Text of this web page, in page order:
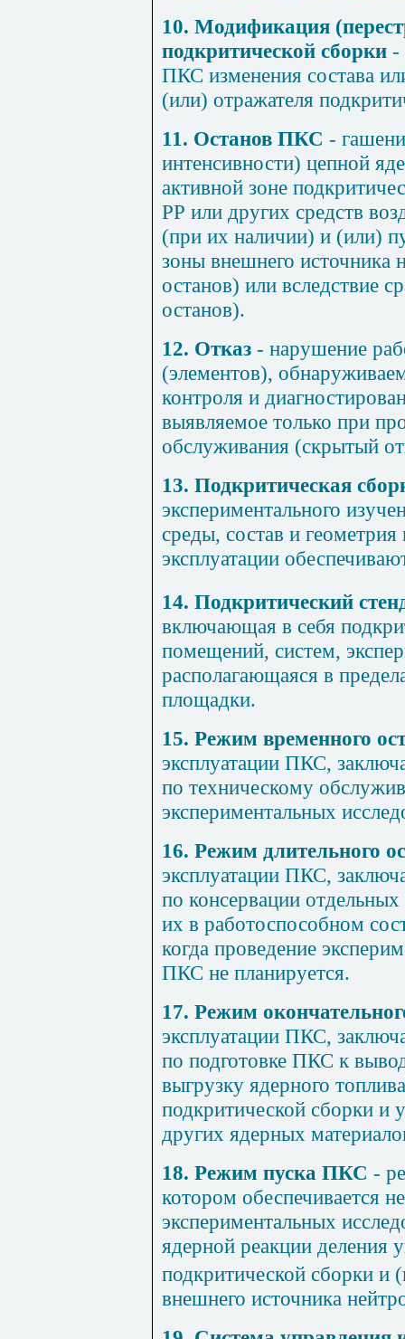
10. Модификация
подкритической сборки -
ПКС изменения состава
(или) отражателя
11. Останов ПКС -
интенсивности) цепной
активной зоне
РР или других средств
(при их наличии) и (или)
зоны внешнего источника
останов) или вследствие
останов).
12. Отказ - нарушение
(элементов),
контроля и
выявляемое только при
обслуживания (скрытый
13. Подкритическая
экспериментального
среды, состав и
эксплуатации
14. Подкритический
включающая в себя
помещений, систем,
располагающаяся в
площадки.
15. Режим временного
эксплуатации ПКС,
по техническому
экспериментальных
16. Режим длительного
эксплуатации ПКС,
по консервации
их в работоспособном
когда проведение
ПКС не планируется.
17. Режим
эксплуатации ПКС,
по подготовке ПКС к
выгрузку ядерного
подкритической сборки и
других ядерных
18. Режим пуска ПКС -
котором обеспечивается
экспериментальных
ядерной реакции деления
подкритической сборки и
внешнего источника